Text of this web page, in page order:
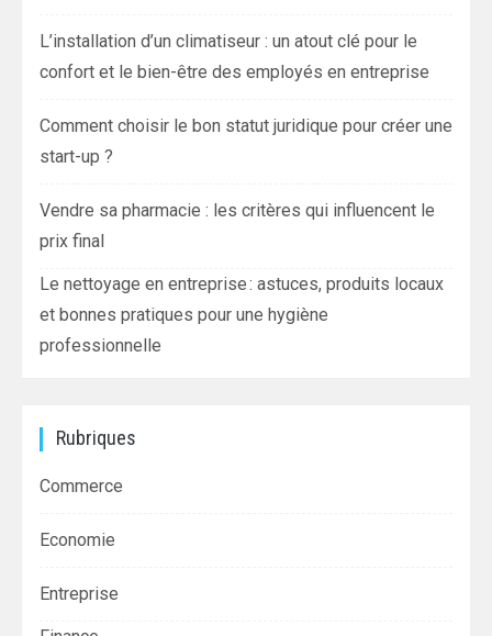
L’installation d’un climatiseur : un atout clé pour le
confort et le bien-être des employés en entreprise
Comment choisir le bon statut juridique pour créer une
start-up ?
Vendre sa pharmacie : les critères qui influencent le
prix final
Le nettoyage en entreprise : astuces, produits locaux
et bonnes pratiques pour une hygiène
professionnelle
Rubriques
Commerce
Economie
Entreprise